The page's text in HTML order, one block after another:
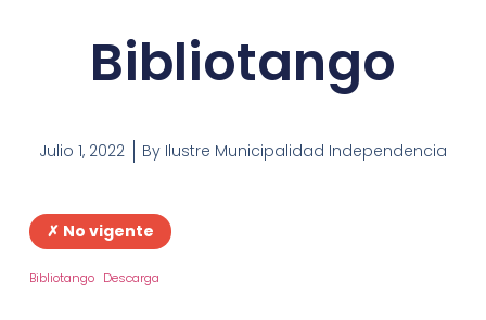
Bibliotango
Julio 1, 2022 By Ilustre Municipalidad Independencia
✗ No vigente
Bibliotango Descarga